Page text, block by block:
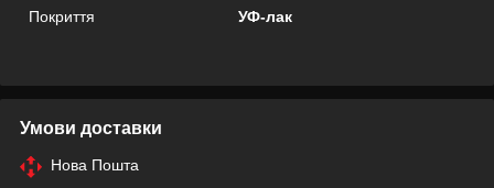
Покриття
УФ-лак
Умови доставки
Нова Пошта